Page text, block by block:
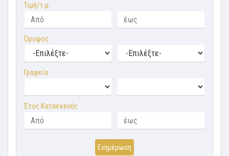
Τιμή/τ.μ.
Όροφος
Γραφεία
Έτος Κατασκευής
Ενημέρωση